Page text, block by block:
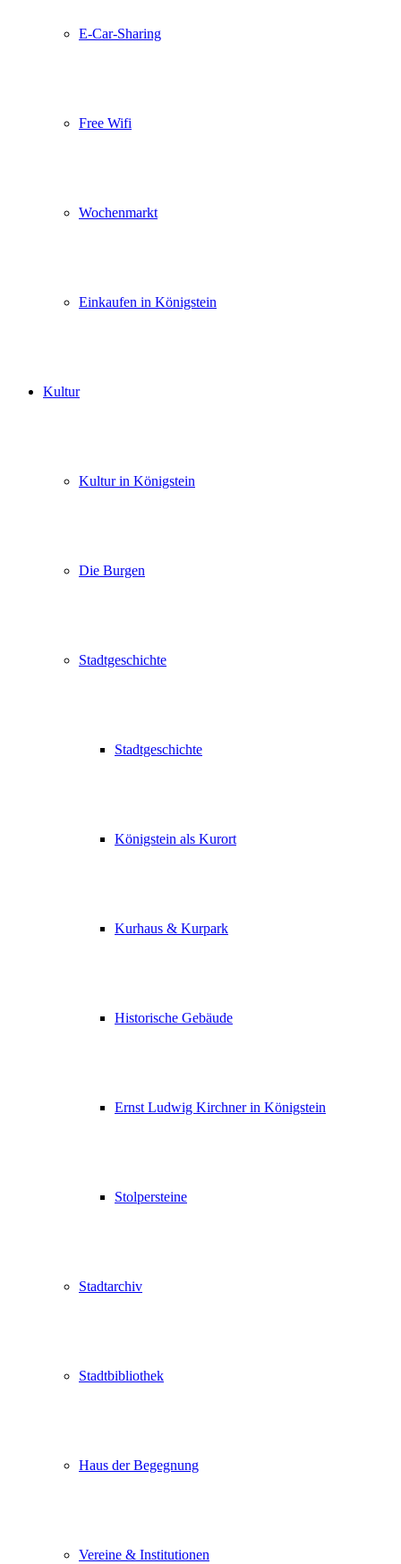
E-Car-Sharing
Free Wifi
Wochenmarkt
Einkaufen in Königstein
Kultur
Kultur in Königstein
Die Burgen
Stadtgeschichte
Stadtgeschichte
Königstein als Kurort
Kurhaus & Kurpark
Historische Gebäude
Ernst Ludwig Kirchner in Königstein
Stolpersteine
Stadtarchiv
Stadtbibliothek
Haus der Begegnung
Vereine & Institutionen